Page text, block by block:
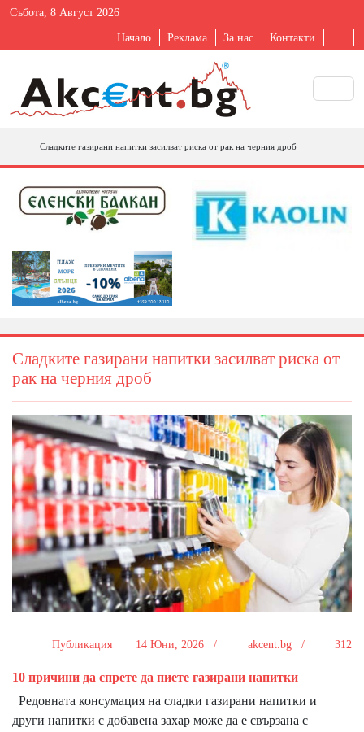
Събота, 8 Август 2026
Начало Реклама За нас Контакти
Сладките газирани напитки засилват риска от рак на черния дроб
Сладките газирани напитки засилват риска от
рак на черния дроб
Публикация 14 Юни, 2026 / akcent.bg / 312
10 причини да спрете да пиете газирани напитки
Редовната консумация на сладки газирани напитки и
други напитки с добавена захар може да е свързана с